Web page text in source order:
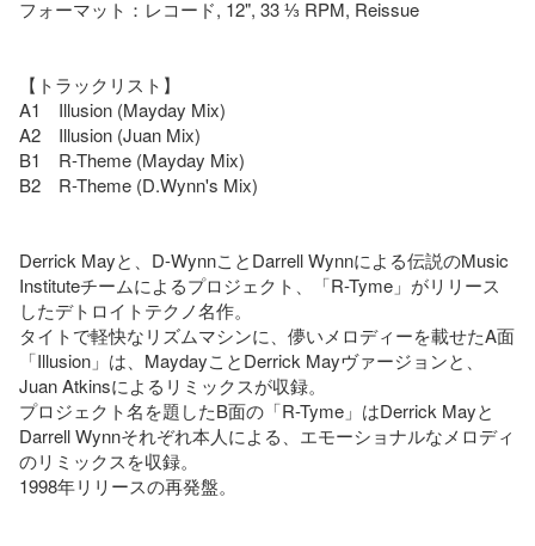
フォーマット：レコード, 12", 33 ⅓ RPM, Reissue
【トラックリスト】
A1　Illusion (Mayday Mix)
A2　Illusion (Juan Mix)
B1　R-Theme (Mayday Mix)
B2　R-Theme (D.Wynn's Mix)
Derrick Mayと、D-WynnことDarrell Wynnによる伝説のMusic
Instituteチームによるプロジェクト、「R-Tyme」がリリース
したデトロイトテクノ名作。
タイトで軽快なリズムマシンに、儚いメロディーを載せたA面
「Illusion」は、MaydayことDerrick Mayヴァージョンと、
Juan Atkinsによるリミックスが収録。
プロジェクト名を題したB面の「R-Tyme」はDerrick Mayと
Darrell Wynnそれぞれ本人による、エモーショナルなメロディ
のリミックスを収録。
1998年リリースの再発盤。